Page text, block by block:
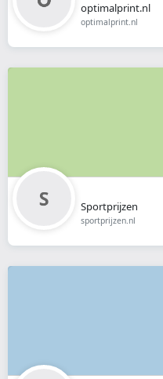
optimalprint.nl
optimalprint.nl
Sportprijzen
sportprijzen.nl